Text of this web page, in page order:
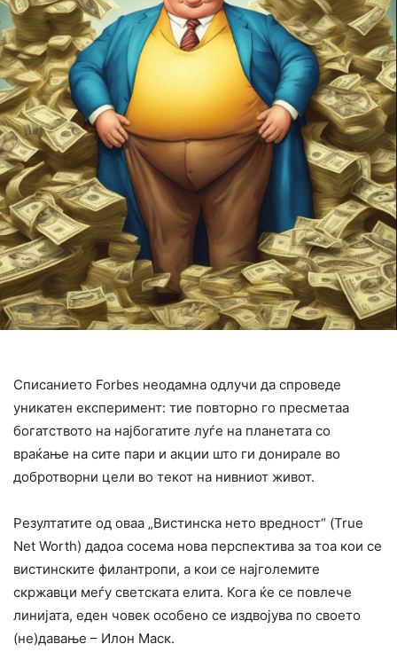
Списанието Forbes неодамна одлучи да спроведе
уникатен експеримент: тие повторно го пресметаа
богатството на најбогатите луѓе на планетата со
враќање на сите пари и акции што ги донирале во
добротворни цели во текот на нивниот живот.
Резултатите од оваа „Вистинска нето вредност“ (True
Net Worth) дадоа сосема нова перспектива за тоа кои се
вистинските филантропи, а кои се најголемите
скржавци меѓу светската елита. Кога ќе се повлече
линијата, еден човек особено се издвојува по своето
(не)давање – Илон Маск.